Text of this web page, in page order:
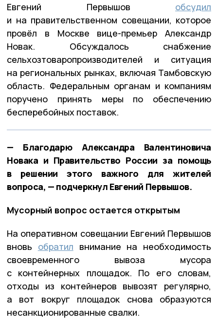
Евгений Первышов обсудил
и на правительственном совещании, которое
провёл в Москве вице-премьер Александр
Новак. Обсуждалось снабжение
сельхозтоваропроизводителей и ситуация
на региональных рынках, включая Тамбовскую
область. Федеральным органам и компаниям
поручено принять меры по обеспечению
бесперебойных поставок.
— Благодарю Александра Валентиновича
Новака и Правительство России за помощь
в решении этого важного для жителей
вопроса, — подчеркнул Евгений Первышов.
Мусорный вопрос остается открытым
На оперативном совещании Евгений Первышов
вновь обратил внимание на необходимость
своевременного вывоза мусора
с контейнерных площадок. По его словам,
отходы из контейнеров вывозят регулярно,
а вот вокруг площадок снова образуются
несанкционированные свалки.